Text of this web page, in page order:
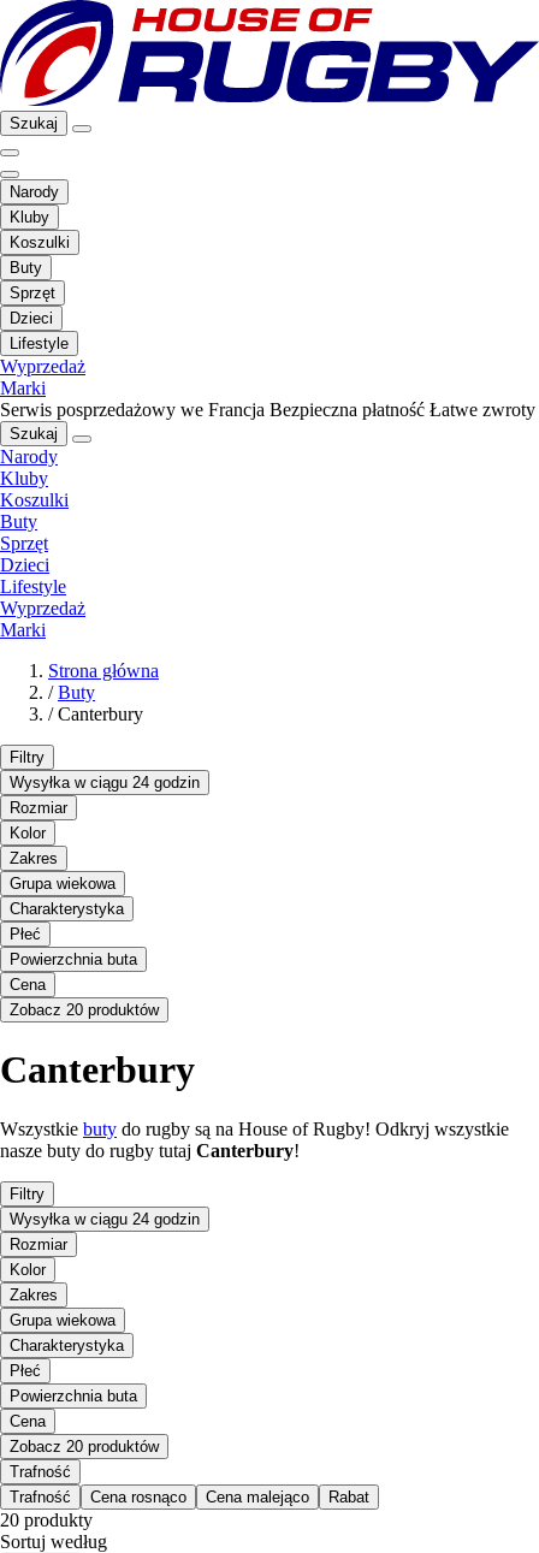
Szukaj
Narody
Kluby
Koszulki
Buty
Sprzęt
Dzieci
Lifestyle
Wyprzedaż
Marki
Serwis posprzedażowy we Francja Bezpieczna płatność Łatwe zwroty
Szukaj
Narody
Kluby
Koszulki
Buty
Sprzęt
Dzieci
Lifestyle
Wyprzedaż
Marki
Strona główna
/ Buty
/ Canterbury
Filtry
Wysyłka w ciągu 24 godzin
Rozmiar
Kolor
Zakres
Grupa wiekowa
Charakterystyka
Płeć
Powierzchnia buta
Cena
Zobacz 20 produktów
Canterbury
Wszystkie buty do rugby są na House of Rugby! Odkryj wszystkie
nasze buty do rugby tutaj Canterbury!
Filtry
Wysyłka w ciągu 24 godzin
Rozmiar
Kolor
Zakres
Grupa wiekowa
Charakterystyka
Płeć
Powierzchnia buta
Cena
Zobacz 20 produktów
Trafność
Trafność
Cena rosnąco Cena malejąco Rabat
20 produkty
Sortuj według